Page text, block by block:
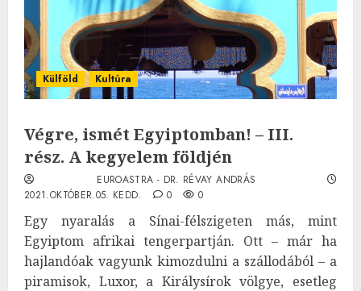
Külföld Kultúra
Végre, ismét Egyiptomban! – III.
rész. A kegyelem földjén
EUROASTRA - DR. RÉVAY ANDRÁS
2021.OKTÓBER.05. KEDD.
0 0
Egy nyaralás a Sínai-félszigeten más, mint
Egyiptom afrikai tengerpartján. Ott – már ha
hajlandóak vagyunk kimozdulni a szállodából – a
piramisok, Luxor, a Királysírok völgye, esetleg